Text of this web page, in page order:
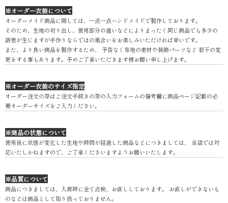
※オーダー衣装について
オーダーメイド商品に関しては、一点一点ハンドメイドで製作しております。
そのため、生地の切り出し、使用部分の違いなどによりまったく同じ商品でも多少の
誤差が生じますが手作りならではの風合いをお楽しみいただければ幸いです。
また、より良い商品を製作するため、 予告なく布地の素材や装飾パーツなど 若干の変
更をする事もあります。予めご了承いただきます様お願い申し上げます。
※オーダー衣装のサイズ指定
オーダー注文の際はご注文手続きの際の入力フォームの備考欄に商品ページ記載の必
要オーダーサイズをご入力ください。
※商品の状態について
使用後に状態が変化した生地や時間が経過した商品などにつきましては、 当店では対
応いたしかねますので、ご了承くださいますようお願いいたします。
※品質について
商品につきましては、入荷時に全て点検、お直ししております。 お直しができないも
のなどは商品として取り扱っておりません。